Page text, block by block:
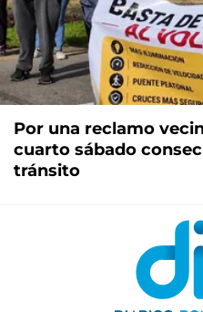
Por una reclamo
cuarto sábado
tránsito